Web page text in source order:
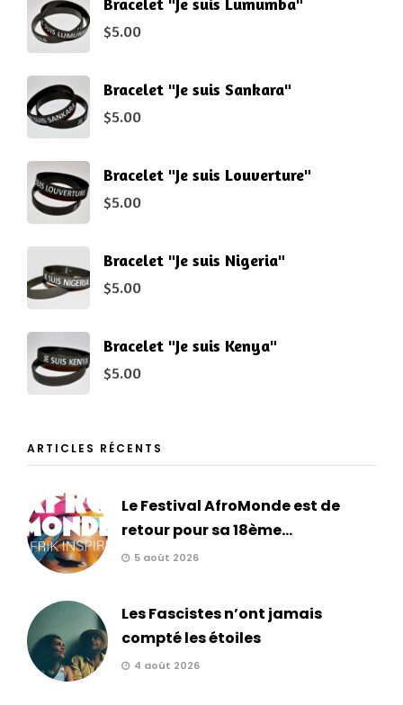
$5.00
Bracelet "Je suis Sankara"
$5.00
Bracelet "Je suis Louverture"
$5.00
Bracelet "Je suis Nigeria"
$5.00
Bracelet "Je suis Kenya"
$5.00
ARTICLES RÉCENTS
Le Festival AfroMonde est de
retour pour sa 18ème...
5 août 2026
Les Fascistes n’ont jamais
compté les étoiles
4 août 2026